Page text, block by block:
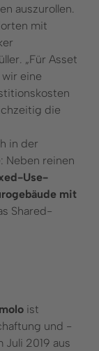
auszurollen.
mit
„Für Asset
eine
die
in der
Neben reinen
Use-
mit
Shared-
ist
und -
2019 aus